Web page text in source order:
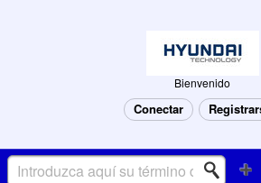
Bienvenido
Conectar